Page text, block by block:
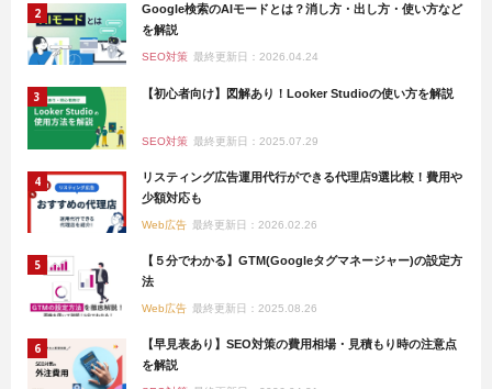
Google検索のAIモードとは？消し方・出し方・使い方など
を解説
SEO対策 最終更新日：2026.04.24
【初心者向け】図解あり！Looker Studioの使い方を解説
SEO対策 最終更新日：2025.07.29
リスティング広告運用代行ができる代理店9選比較！費用や
少額対応も
Web広告 最終更新日：2026.02.26
【５分でわかる】GTM(Googleタグマネージャー)の設定方
法
Web広告 最終更新日：2025.08.26
【早見表あり】SEO対策の費用相場・見積もり時の注意点
を解説